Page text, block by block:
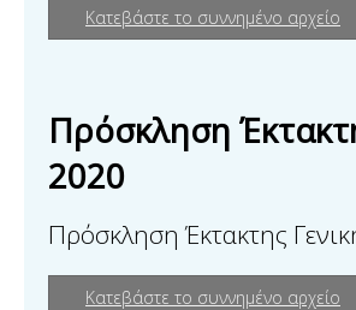
Κατεβάστε το συννημένο αρχείο
Πρόσκληση
2020
Πρόσκληση Έκτακτης
Κατεβάστε το συννημένο αρχείο